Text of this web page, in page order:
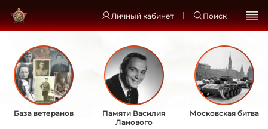
Личный кабинет Поиск
База ветеранов
Памяти Василия
Ланового
Московская битва